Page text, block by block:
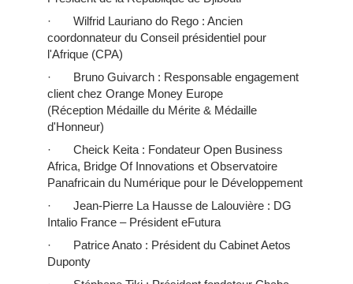
· Wilfrid Lauriano do Rego : Ancien
coordonnateur du Conseil présidentiel pour
l'Afrique (CPA)
· Bruno Guivarch : Responsable engagement
client chez Orange Money Europe
(Réception Médaille du Mérite & Médaille
d'Honneur)
· Cheick Keita : Fondateur Open Business
Africa, Bridge Of Innovations et Observatoire
Panafricain du Numérique pour le Développement
· Jean-Pierre La Hausse de Lalouvière : DG
Intalio France – Président eFutura
· Patrice Anato : Président du Cabinet Aetos
Duponty